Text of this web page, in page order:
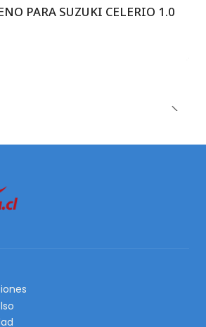
PARA SUZUKI CELERIO 1.0